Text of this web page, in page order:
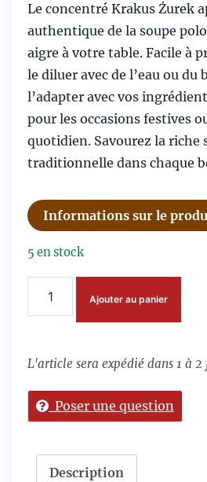
Le concentré Krakus Żurek
authentique de la soupe
aigre à votre table. Facile à
le diluer avec de l’eau ou du
l’adapter avec vos
pour les occasions festives
quotidien. Savourez la riche
traditionnelle dans chaque
Informations sur le
5 en stock
Żurek
Ajouter au panier
L'article sera expédié dans 1 à
Poser une question
Description